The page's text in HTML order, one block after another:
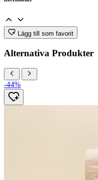
Lägg till som favorit
Alternativa Produkter
-44%